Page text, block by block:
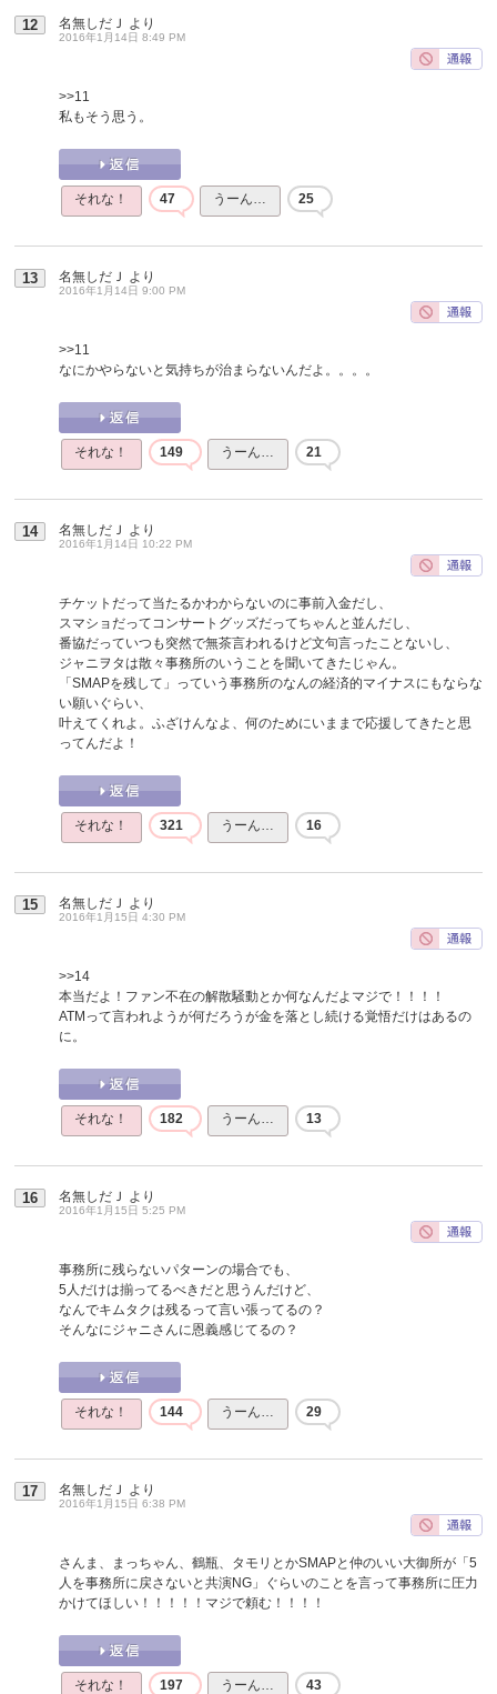
12 名無しだＪ より
2016年1月14日 8:49 PM
>>11
私もそう思う。
それな！ 47 うーん… 25
13 名無しだＪ より
2016年1月14日 9:00 PM
>>11
なにかやらないと気持ちが治まらないんだよ。。。。
それな！ 149 うーん… 21
14 名無しだＪ より
2016年1月14日 10:22 PM
チケットだって当たるかわからないのに事前入金だし、
スマショだってコンサートグッズだってちゃんと並んだし、
番協だっていつも突然で無茶言われるけど文句言ったことないし、
ジャニヲタは散々事務所のいうことを聞いてきたじゃん。
「SMAPを残して」っていう事務所のなんの経済的マイナスにもならな
い願いぐらい、
叶えてくれよ。ふざけんなよ、何のためにいままで応援してきたと思
ってんだよ！
それな！ 321 うーん… 16
15 名無しだＪ より
2016年1月15日 4:30 PM
>>14
本当だよ！ファン不在の解散騒動とか何なんだよマジで！！！！
ATMって言われようが何だろうが金を落とし続ける覚悟だけはあるの
に。
それな！ 182 うーん… 13
16 名無しだＪ より
2016年1月15日 5:25 PM
事務所に残らないパターンの場合でも、
5人だけは揃ってるべきだと思うんだけど、
なんでキムタクは残るって言い張ってるの？
そんなにジャニさんに恩義感じてるの？
それな！ 144 うーん… 29
17 名無しだＪ より
2016年1月15日 6:38 PM
さんま、まっちゃん、鶴瓶、タモリとかSMAPと仲のいい大御所が「5
人を事務所に戻さないと共演NG」ぐらいのことを言って事務所に圧力
かけてほしい！！！！！マジで頼む！！！！
それな！ 197 うーん… 43